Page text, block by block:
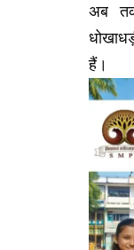
अब
हैं।